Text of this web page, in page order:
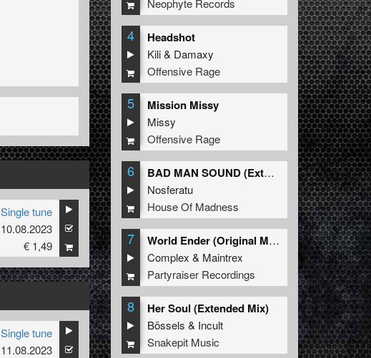
Single tune
10.08.2023
€ 1,49
Single tune
11.08.2023
Neophyte Records
4 Headshot
Kili& Damaxy
Offensive Rage
5 Mission Missy
Missy
Offensive Rage
6
BAD MAN SOUND (Extended Mix)
Nosferatu
House Of Madness
7
World Ender (Original Mix)
Complex & Maintrex
Partyraiser Recordings
8 Her Soul (Extended Mix)
Bössels & Incult
Snakepit Music